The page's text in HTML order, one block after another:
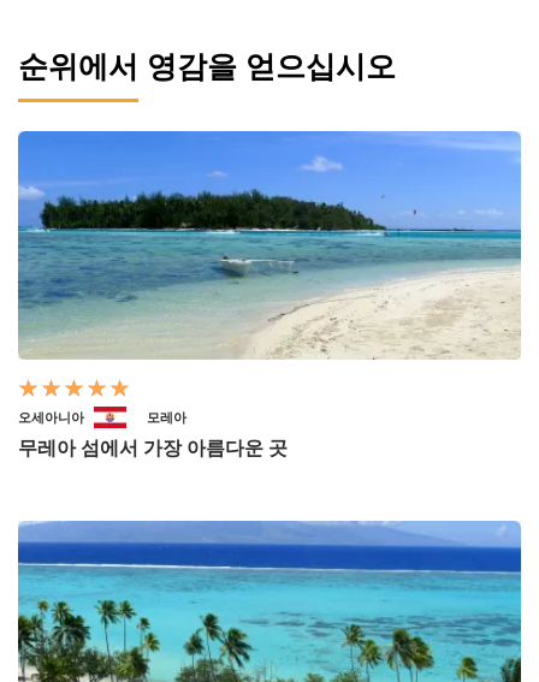
순위에서 영감을 얻으십시오
오세아니아 모레아
무레아 섬에서 가장 아름다운 곳